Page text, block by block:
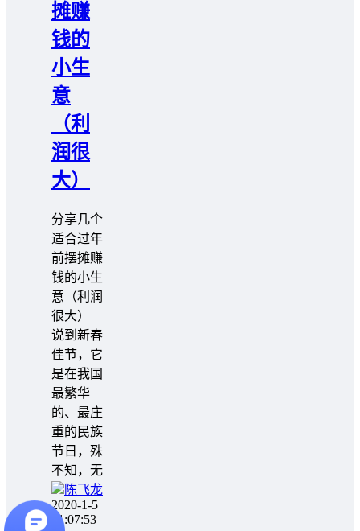
摊赚
钱的
小生
意
（利
润很
大）
分享几个
适合过年
前摆摊赚
钱的小生
意（利润
很大）
说到新春
佳节，它
是在我国
最繁华
的、最庄
重的民族
节日，殊
不知，无
陈飞龙
2020-1-5
21:07:53